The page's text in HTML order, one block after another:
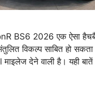
BS6 2026 एक ऐसा हैचबैक
विकल्प साबित हो
देने वाली है। यही बातें